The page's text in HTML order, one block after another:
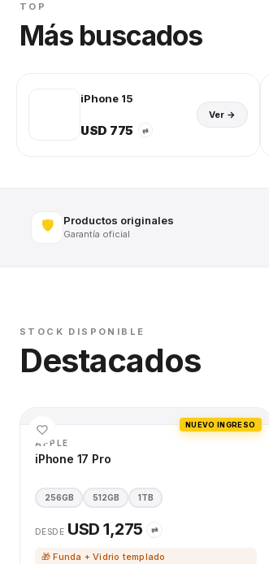
TOP
Más buscados
iPhone 15
USD 775 ⇄
Ver →
🛡️ Productos originales
Garantía oficial
STOCK DISPONIBLE
Destacados
NUEVO INGRESO
APPLE
iPhone 17 Pro
256GB 512GB 1TB
DESDE USD 1,275 ⇄
🎁 Funda + Vidrio templado